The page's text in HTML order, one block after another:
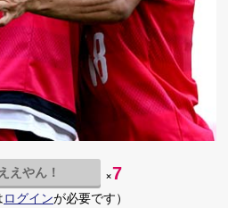
ええやん！ ×7
ログインが必要です）